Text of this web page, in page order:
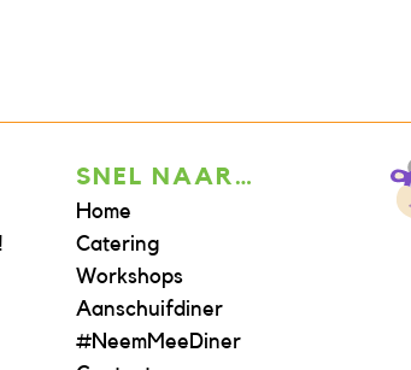
SNEL NAAR…
Home
Catering
Workshops
Aanschuifdiner
#NeemMeeDiner